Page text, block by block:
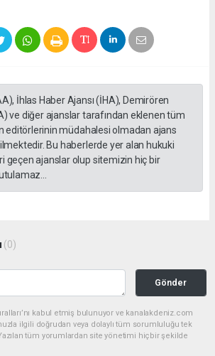
İhlas Haber Ajansı (İHA), Demirören
ve diğer ajanslar tarafından eklenen tüm
editörlerinin müdahalesi olmadan ajans
Bu haberlerde yer alan hukuki
geçen ajanslar olup sitemizin hiç bir
(0)
Gönder
kabul etmiş bulunuyor ve kanalakdeniz.com
ilgili doğrudan veya dolaylı tüm sorumluluğu tek
tüm yorumlardan site yönetimi hiçbir şekilde